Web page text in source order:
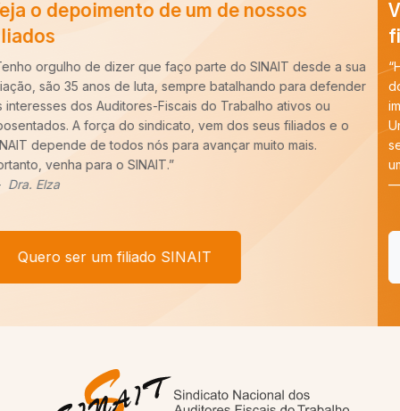
Veja o depoimento de um de nossos
filiados
“Há cerca de dez anos entrei para a carreira de Auditoria-Fiscal
do Trabalho e ao longo desse período constatei que é
imprescindível o trabalho do SINAIT para a nossa categoria.
Uma carreira para ser forte precisa de um Sindicato forte,
sempre pronto para batalhar pelos nossos interesses. E tenho
um recado, COM VOCÊ FILIADO, SEREMOS MAIS!
Afonso Borges
Quero ser um filiado SINAIT